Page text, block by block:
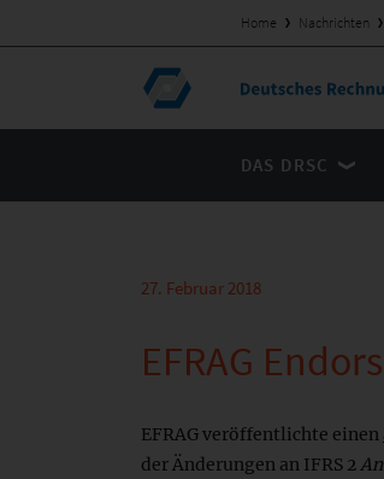
Home Nachrichten
DAS DRSC
27. Februar 2018
EFRAG
EFRAG veröffentlichte einen
der Änderungen an IFRS 2